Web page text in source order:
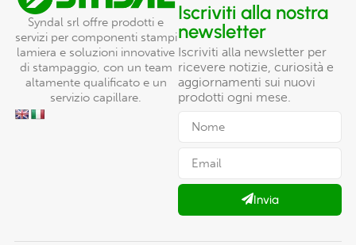
Syndal srl offre prodotti e
servizi per componenti stampi
lamiera e soluzioni innovative
di stampaggio, con un team
altamente qualificato e un
servizio capillare.
Iscriviti alla nostra
newsletter
Iscriviti alla newsletter per
ricevere notizie, curiosità e
aggiornamenti sui nuovi
prodotti ogni mese.
Invia